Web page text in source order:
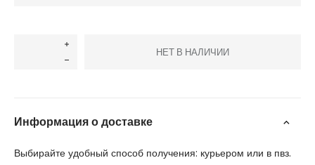
НЕТ В НАЛИЧИИ
Информация о доставке
Выбирайте удобный способ получения: курьером или в пвз.